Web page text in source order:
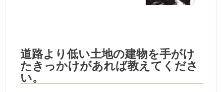
道路より低い土地の建物を手がけ
たきっかけがあれば教えてくださ
い。